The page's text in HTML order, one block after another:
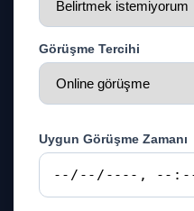
Görüşme Tercihi
Uygun Görüşme Zamanı